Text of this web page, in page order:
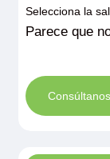
Selecciona la
Parece que